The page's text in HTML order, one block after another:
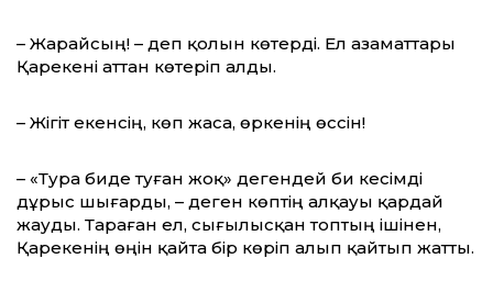
– Жарайсың! – деп қолын көтерді. Ел азаматтары
Қарекені аттан көтеріп алды.
– Жігіт екенсің, көп жаса, өркенің өссін!
– «Тура биде туған жоқ» дегендей би ке­сімді
дұрыс шығарды, – деген көптің алқауы қардай
жауды. Тараған ел, сығылысқан топтың ішінен,
Қарекенің өңін қайта бір көріп алып қайтып жатты.